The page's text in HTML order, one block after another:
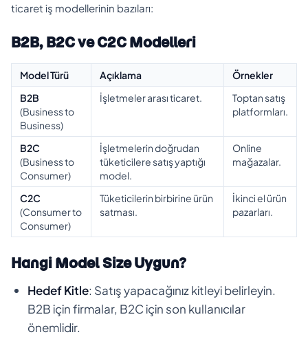
ticaret iş modellerinin bazıları:
B2B, B2C ve C2C Modelleri
Model Türü Açıklama
Örnekler
B2B
(Business to
Business)
İşletmeler arası ticaret.
Toptan satış
platformları.
B2C
(Business to
Consumer)
İşletmelerin doğrudan
tüketicilere satış yaptığı
model.
Online
mağazalar.
C2C
(Consumer to
Consumer)
Tüketicilerin birbirine ürün
satması.
İkinci el ürün
pazarları.
Hangi Model Size Uygun?
Hedef Kitle: Satış yapacağınız kitleyi belirleyin.
B2B için firmalar, B2C için son kullanıcılar
önemlidir.